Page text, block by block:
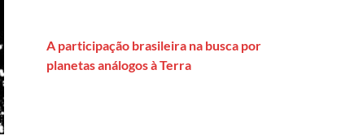
A participação brasileira na busca por
planetas análogos à Terra